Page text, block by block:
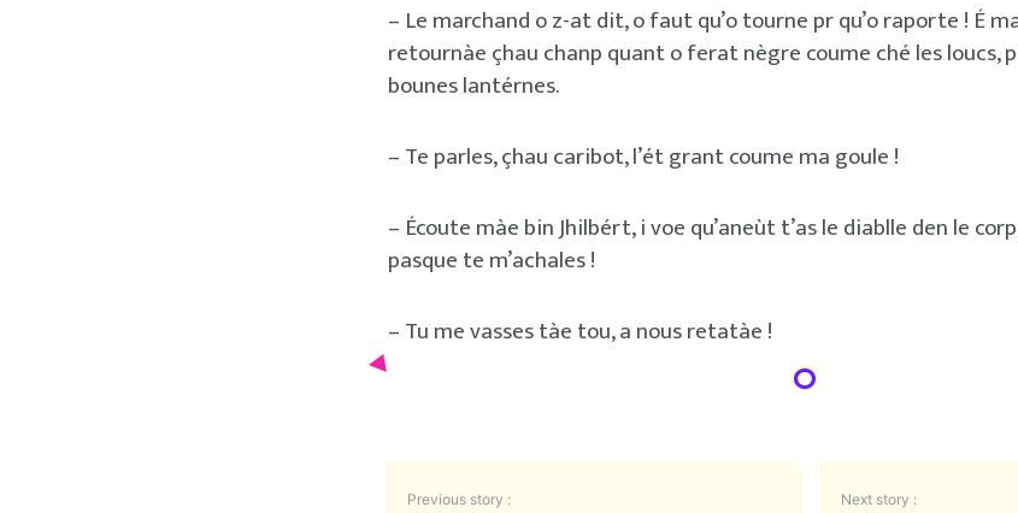
– Le marchand o z-at dit, o faut qu’o tourne pr qu’o raporte ! É
retournàe çhau chanp quant o ferat nègre coume ché les loucs,
bounes lantérnes.
– Te parles, çhau caribot, l’ét grant coume ma goule !
– Écoute màe bin Jhilbért, i voe qu’aneùt t’as le diablle den le
pasque te m’achales !
– Tu me vasses tàe tou, a nous retatàe !
Previous story : Next story :